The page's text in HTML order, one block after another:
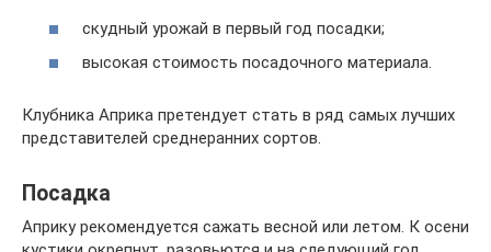
скудный урожай в первый год посадки;
высокая стоимость посадочного материала.
Клубника Априка претендует стать в ряд самых лучших
представителей среднеранних сортов.
Посадка
Априку рекомендуется сажать весной или летом. К осени